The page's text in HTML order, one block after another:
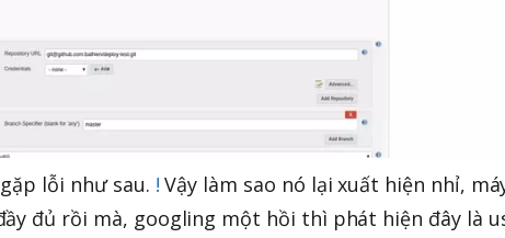
lỗi như sau. ! Vậy làm sao nó lại xuất hiện nhỉ,
đủ rồi mà, googling một hồi thì phát hiện đây là